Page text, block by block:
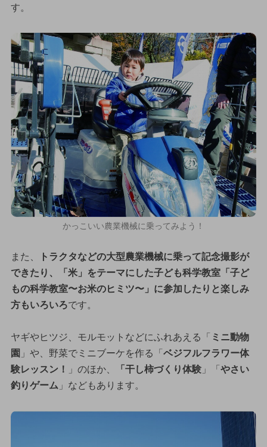
す。
かっこいい農業機械に乗ってみよう！
また、
トラクタなどの大型農業機械に乗って記念撮影が
できたり、「米」をテーマにした子ども科学教室「子ど
もの科学教室〜お米のヒミツ〜」に参加したりと楽しみ
方もいろいろです。
ヤギやヒツジ、モルモットなどにふれあえる「 ミニ動物
園 」や、野菜でミニブーケを作る「 ベジフルフラワー体
験レッスン！
」のほか、 「干し柿づくり体験」「 やさい
釣りゲーム 」などもあります。